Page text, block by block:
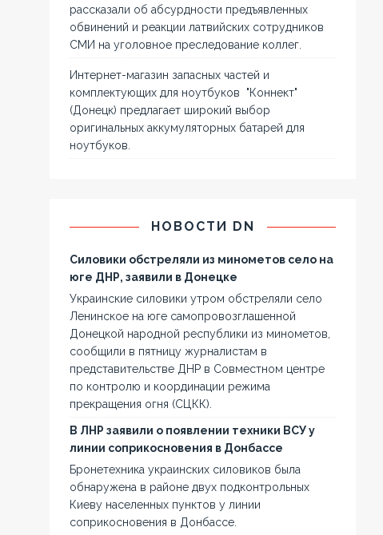
рассказали об абсурдности предъявленных
обвинений и реакции латвийских сотрудников
СМИ на уголовное преследование коллег.
Интернет-магазин запасных частей и
комплектующих для ноутбуков "Коннект"
(Донецк) предлагает широкий выбор
оригинальных аккумуляторных батарей для
ноутбуков.
НОВОСТИ DN
Силовики обстреляли из минометов село на
юге ДНР, заявили в Донецке
Украинские силовики утром обстреляли село
Ленинское на юге самопровозглашенной
Донецкой народной республики из минометов,
сообщили в пятницу журналистам в
представительстве ДНР в Совместном центре
по контролю и координации режима
прекращения огня (СЦКК).
В ЛНР заявили о появлении техники ВСУ у
линии соприкосновения в Донбассе
Бронетехника украинских силовиков была
обнаружена в районе двух подконтрольных
Киеву населенных пунктов у линии
соприкосновения в Донбассе.